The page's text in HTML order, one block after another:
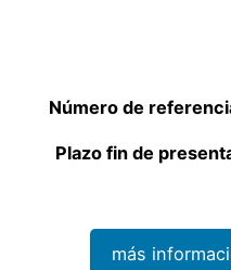
Número de
Plazo fin de
más